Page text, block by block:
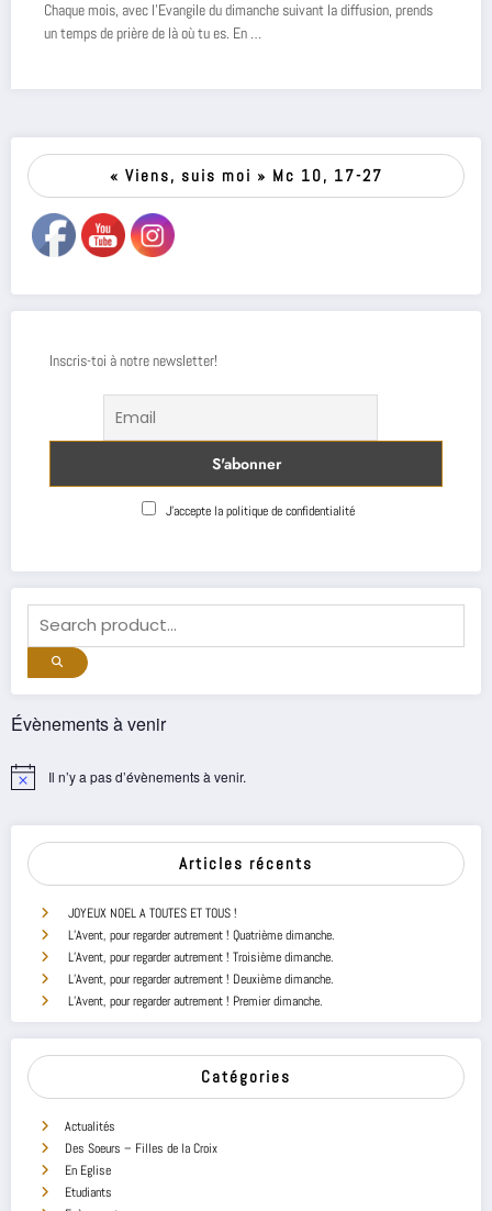
Chaque mois, avec l’Evangile du dimanche suivant la diffusion, prends
un temps de prière de là où tu es. En …
« Viens, suis moi » Mc 10, 17-27
Inscris-toi à notre newsletter!
J'accepte la politique de confidentialité
Évènements à venir
Notice Il n’y a pas d’évènements à venir.
Articles récents
JOYEUX NOEL A TOUTES ET TOUS !
L’Avent, pour regarder autrement ! Quatrième dimanche.
L’Avent, pour regarder autrement ! Troisième dimanche.
L’Avent, pour regarder autrement ! Deuxième dimanche.
L’Avent, pour regarder autrement ! Premier dimanche.
Catégories
Actualités
Des Soeurs – Filles de la Croix
En Eglise
Etudiants